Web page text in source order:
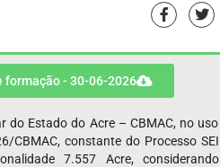
do Estado do Acre – CBMAC, no
CBMAC, constante do Processo SEI
7.557 Acre,
formação - 30-06-2026